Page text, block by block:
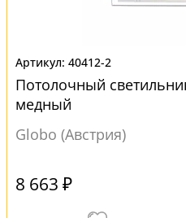
40412-2
Потолочный
медный
Globo (Австрия)
8 663 ₽